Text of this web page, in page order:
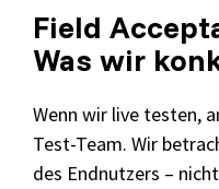
Field
Was wir
Wenn wir live testen,
Test-Team. Wir
des Endnutzers –